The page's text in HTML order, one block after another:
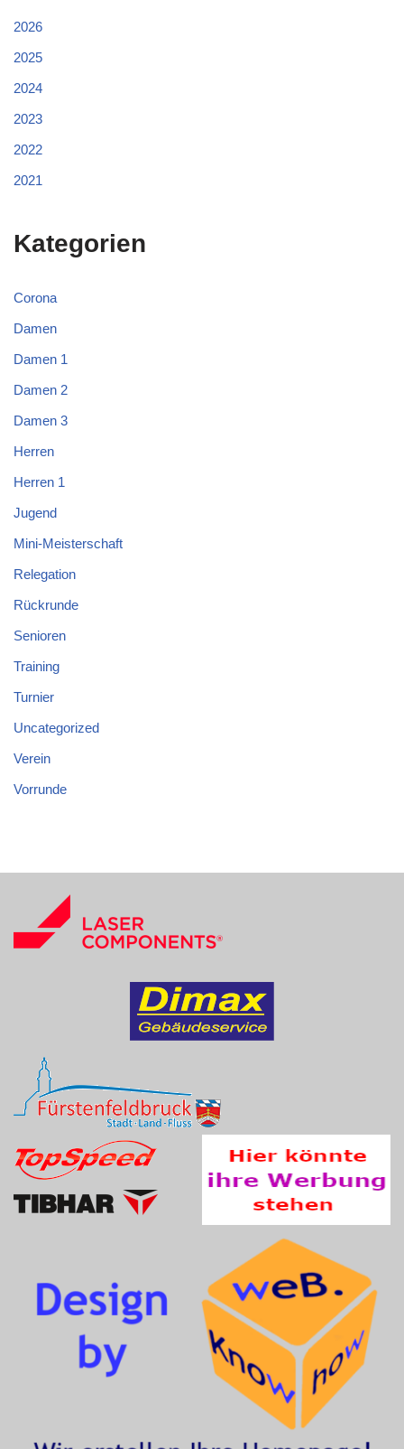
2026
2025
2024
2023
2022
2021
Kategorien
Corona
Damen
Damen 1
Damen 2
Damen 3
Herren
Herren 1
Jugend
Mini-Meisterschaft
Relegation
Rückrunde
Senioren
Training
Turnier
Uncategorized
Verein
Vorrunde